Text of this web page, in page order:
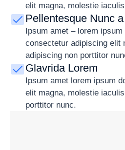
elit magna, molestie
Pellentesque Nunc
Ipsum amet – lorem
consectetur adipiscing elit
adipiscing non porttitor
Glavrida Lorem
Ipsum amet lorem ipsum
elit magna, molestie
porttitor nunc.